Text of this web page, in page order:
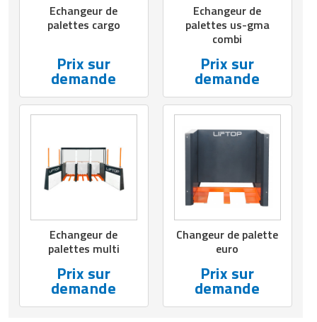
Echangeur de
palettes cargo
Prix sur
demande
Echangeur de
palettes us-gma
combi
Prix sur
demande
Echangeur de
palettes multi
Prix sur
demande
Changeur de palette
euro
Prix sur
demande